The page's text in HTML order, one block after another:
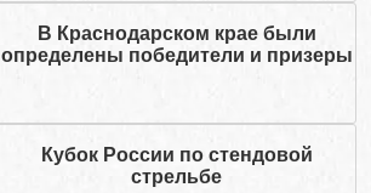
В Краснодарском крае были
определены победители и призеры
Кубок России по стендовой
стрельбе